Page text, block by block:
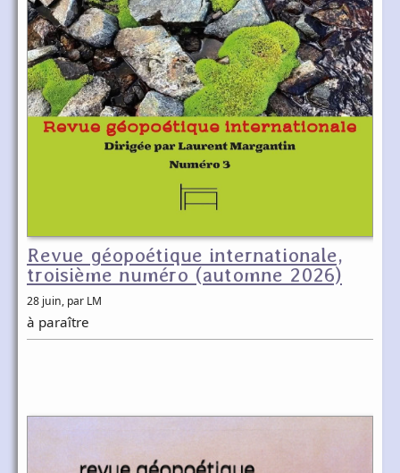
Revue géopoétique internationale,
troisième numéro (automne 2026)
28 juin, par LM
à paraître